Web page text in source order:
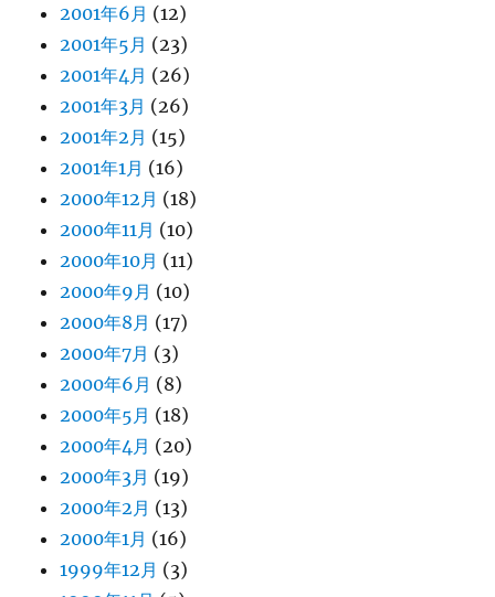
2001年6月 (12)
2001年5月 (23)
2001年4月 (26)
2001年3月 (26)
2001年2月 (15)
2001年1月 (16)
2000年12月 (18)
2000年11月 (10)
2000年10月 (11)
2000年9月 (10)
2000年8月 (17)
2000年7月 (3)
2000年6月 (8)
2000年5月 (18)
2000年4月 (20)
2000年3月 (19)
2000年2月 (13)
2000年1月 (16)
1999年12月 (3)